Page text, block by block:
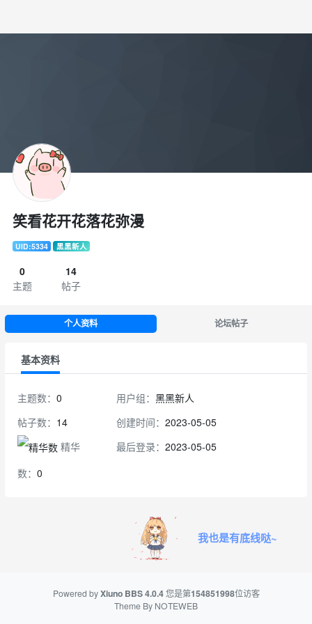
笑看花开花落花弥漫
UID:5334 黑黑新人
0
主题
14
帖子
个人资料 论坛帖子
基本资料
主题数： 0
帖子数： 14
精华
数： 0
用户组：黑黑新人
创建时间：2023-05-05
最后登录：2023-05-05
我也是有底线哒~
Powered byXiuno BBS4.0.4 您是第154851998位访客
Theme By NOTEWEB